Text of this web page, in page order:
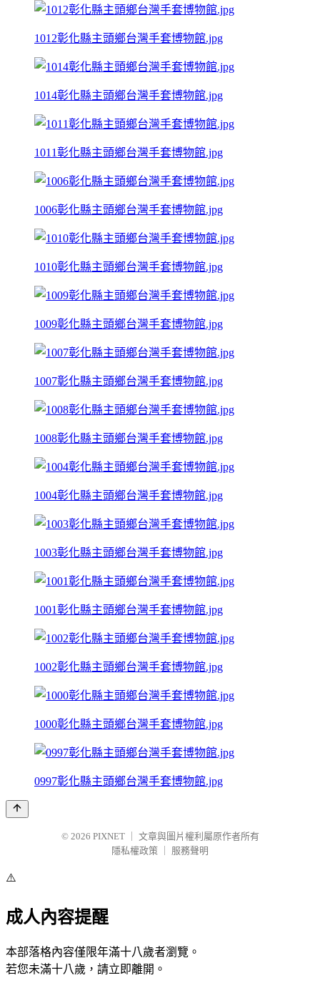
1012彰化縣主頭鄉台灣手套博物館.jpg
1014彰化縣主頭鄉台灣手套博物館.jpg
1011彰化縣主頭鄉台灣手套博物館.jpg
1006彰化縣主頭鄉台灣手套博物館.jpg
1010彰化縣主頭鄉台灣手套博物館.jpg
1009彰化縣主頭鄉台灣手套博物館.jpg
1007彰化縣主頭鄉台灣手套博物館.jpg
1008彰化縣主頭鄉台灣手套博物館.jpg
1004彰化縣主頭鄉台灣手套博物館.jpg
1003彰化縣主頭鄉台灣手套博物館.jpg
1001彰化縣主頭鄉台灣手套博物館.jpg
1002彰化縣主頭鄉台灣手套博物館.jpg
1000彰化縣主頭鄉台灣手套博物館.jpg
0997彰化縣主頭鄉台灣手套博物館.jpg
© 2026 PIXNET
文章與圖片權利屬原作者所有
隱私權政策
服務聲明
⚠️
成人內容提醒
本部落格內容僅限年滿十八歲者瀏覽。
若您未滿十八歲，請立即離開。